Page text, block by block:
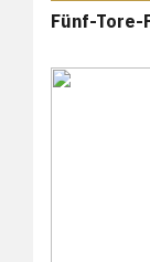
Fünf-Tore-